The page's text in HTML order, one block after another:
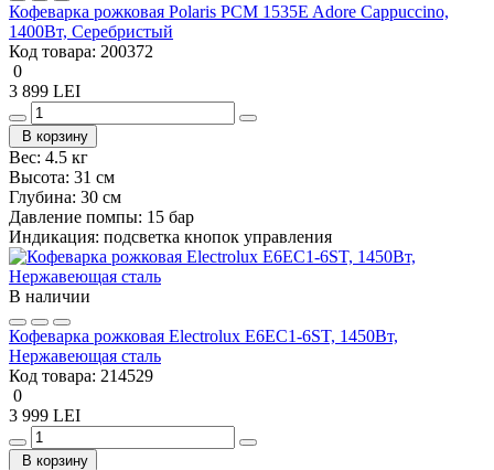
Кофеварка рожковая Polaris PCM 1535E Adore Cappuccino,
1400Вт, Серебристый
Код товара: 200372
0
3 899 LEI
В корзину
Вес: 4.5 кг
Высота: 31 см
Глубина: 30 см
Давление помпы: 15 бар
Индикация: подсветка кнопок управления
В наличии
Кофеварка рожковая Electrolux E6EC1-6ST, 1450Вт,
Нержавеющая сталь
Код товара: 214529
0
3 999 LEI
В корзину